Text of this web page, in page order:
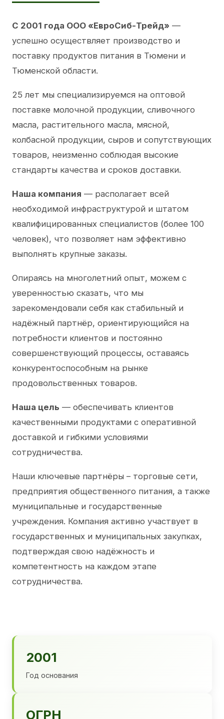
С 2001 года ООО «ЕвроСиб-Трейд» —
успешно осуществляет производство и
поставку продуктов питания в Тюмени и
Тюменской области.
25 лет мы специализируемся на оптовой
поставке молочной продукции, сливочного
масла, растительного масла, мясной,
колбасной продукции, сыров и сопутствующих
товаров, неизменно соблюдая высокие
стандарты качества и сроков доставки.
Наша компания — располагает всей
необходимой инфраструктурой и штатом
квалифицированных специалистов (более 100
человек), что позволяет нам эффективно
выполнять крупные заказы.
Опираясь на многолетний опыт, можем с
уверенностью сказать, что мы
зарекомендовали себя как стабильный и
надёжный партнёр, ориентирующийся на
потребности клиентов и постоянно
совершенствующий процессы, оставаясь
конкурентоспособным на рынке
продовольственных товаров.
Наша цель — обеспечивать клиентов
качественными продуктами с оперативной
доставкой и гибкими условиями
сотрудничества.
Наши ключевые партнёры – торговые сети,
предприятия общественного питания, а также
муниципальные и государственные
учреждения. Компания активно участвует в
государственных и муниципальных закупках,
подтверждая свою надёжность и
компетентность на каждом этапе
сотрудничества.
2001
Год основания
ОГРН